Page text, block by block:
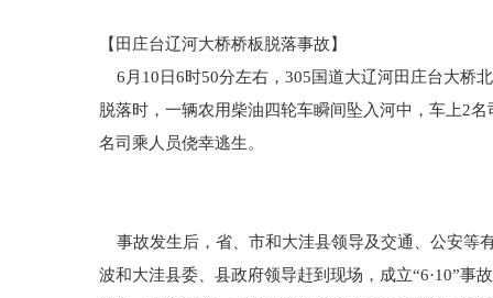
【田庄台辽河大桥桥板脱落事故】
6月10日6时50分左右，305国道大辽河田庄台大桥
脱落时，一辆农用柴油四轮车瞬间坠入河中，车上2
名司乘人员侥幸逃生。
事故发生后，省、市和大洼县领导及交通、公安等
波和大洼县委、县政府领导赶到现场，成立“6·10”